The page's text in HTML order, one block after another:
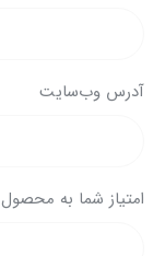
آدرس وب‌سایت
امتیاز شما به محصول